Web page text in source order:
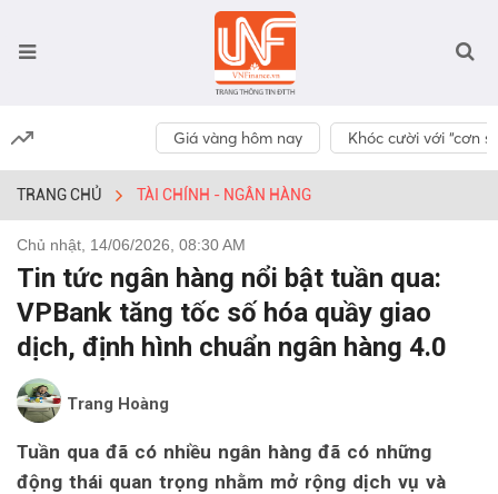
Giá vàng hôm nay Khóc cười với “cơn
TRANG CHỦ TÀI CHÍNH - NGÂN HÀNG
Chủ nhật, 14/06/2026, 08:30 AM
Tin tức ngân hàng nổi bật tuần qua:
VPBank tăng tốc số hóa quầy giao
dịch, định hình chuẩn ngân hàng 4.0
Trang Hoàng
Tuần qua đã có nhiều ngân hàng đã có những
động thái quan trọng nhằm mở rộng dịch vụ và